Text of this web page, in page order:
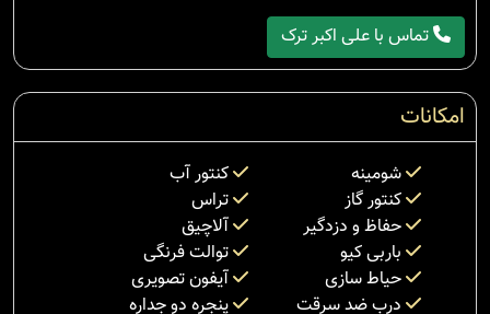
تماس با علی اکبر ترک
امکانات
شومینه
کنتور آب
کنتور گاز
تراس
حفاظ و دزدگیر
آلاچیق
باربی کیو
توالت فرنگی
حیاط سازی
آیفون تصویری
درب ضد سرقت
پنجره دو جداره